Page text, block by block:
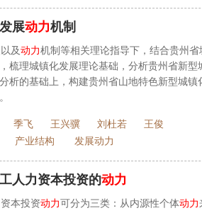
展动力机制
及动力机制等相关理论指导下，结合贵州
梳理城镇化发展理论基础，分析贵州省新
析的基础上，构建贵州省山地特色新型城镇
季飞 王兴骥 刘杜若
王俊
产业结构 发展动力
人力资本投资的动力
本投资动力可分为三类：从内源性个体动力